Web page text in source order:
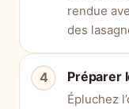
rendue
des
Préparer
Épluchez